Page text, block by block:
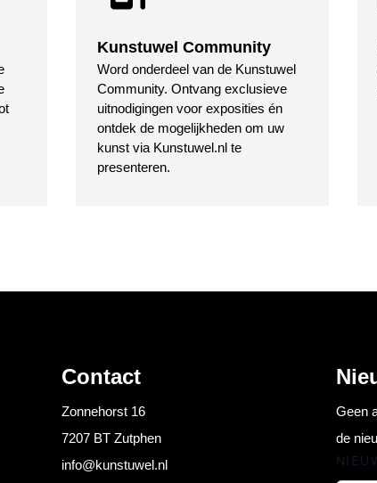
Kunstuwel Community
Word onderdeel van de Kunstuwel
Community. Ontvang exclusieve
uitnodigingen voor exposities én
ontdek de mogelijkheden om uw
kunst via Kunstuwel.nl te
presenteren.
Contact
Zonnehorst 16
7207 BT Zutphen
info@kunstuwel.nl
Geen
de